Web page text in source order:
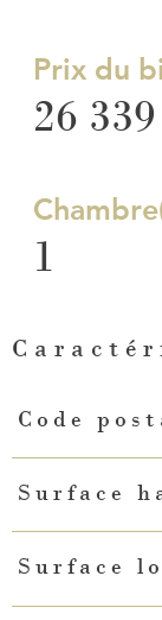
Prix du
26
1
Code
Surface
Surface